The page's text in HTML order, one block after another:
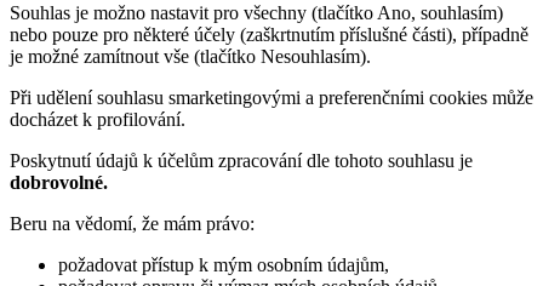
Souhlas je možno nastavit pro všechny (tlačítko Ano, souhlasím)
nebo pouze pro některé účely (zaškrtnutím příslušné části), případně
je možné zamítnout vše (tlačítko Nesouhlasím).
Při udělení souhlasu smarketingovými a preferenčními cookies může
docházet k profilování.
Poskytnutí údajů k účelům zpracování dle tohoto souhlasu je
dobrovolné.
Beru na vědomí, že mám právo:
požadovat přístup k mým osobním údajům,